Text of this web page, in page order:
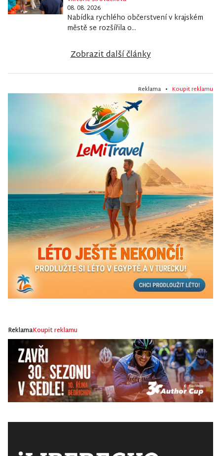
08. 08. 2026
Nabídka rychlého občerstvení v krajském
městě se rozšířila o...
Zobrazit další články
Reklama • Koupit reklamu
ReklamaKoupit reklamu